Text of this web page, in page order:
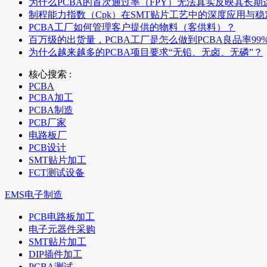
为什么PCBA的首次通过率（FPY）无法真实反映其长期
制程能力指数（Cpk）在SMT贴片工艺中的深度应用与
PCBA工厂如何管理客户提供的物料（客供料）？
百万级的出货量，PCBA工厂是怎么做到PCBA良品率
为什么越来越多的PCBA项目要求“无铅、无卤、无磷”？
核心搜索 :
PCBA
PCBA加工
PCBA制造
PCB厂家
电路板厂
PCB设计
SMT贴片加工
FCT测试设备
EMS电子制造
PCB电路板加工
电子元器件采购
SMT贴片加工
DIP插件加工